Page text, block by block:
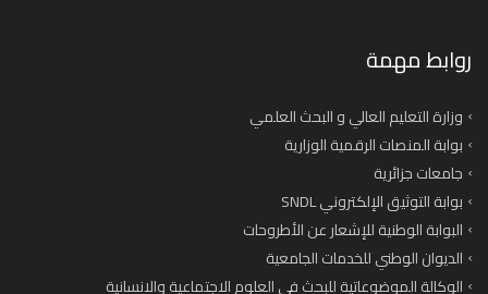
روابط مهمة
وزارة التعليم العالي و البحث العلمي
بوابة المنصات الرقمية الوزارية
جامعات جزائرية
بوابة التوثيق الإلكتروني SNDL
البوابة الوطنية للإشعار عن الأطروحات
الديوان الوطني للخدمات الجامعية
الوكالة الموضوعاتية للبحث في العلوم الاجتماعية والانسانية